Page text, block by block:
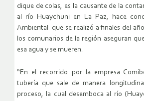
dique de colas, es la causante de la
al río Huaychuni en La Paz, hace
Ambiental que se realizó a finales del
los comunarios de la región aseguran
esa agua y se mueren.
“En el recorrido por la empresa
tubería que sale de manera
proceso, la cual desemboca al río